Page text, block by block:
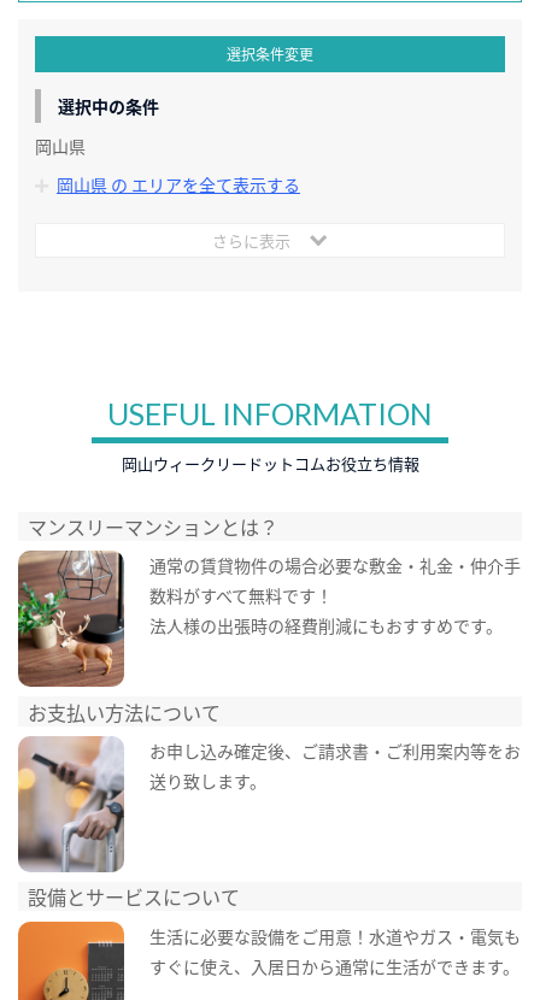
選択条件変更
選択中の条件
岡山県
岡山県 の エリアを全て表示する
さらに表示
USEFUL INFORMATION
岡山ウィークリードットコムお役立ち情報
マンスリーマンションとは？
通常の賃貸物件の場合必要な敷金・礼金・仲介手
数料がすべて無料です！
法人様の出張時の経費削減にもおすすめです。
お支払い方法について
お申し込み確定後、ご請求書・ご利用案内等をお
送り致します。
設備とサービスについて
生活に必要な設備をご用意！水道やガス・電気も
すぐに使え、入居日から通常に生活ができます。